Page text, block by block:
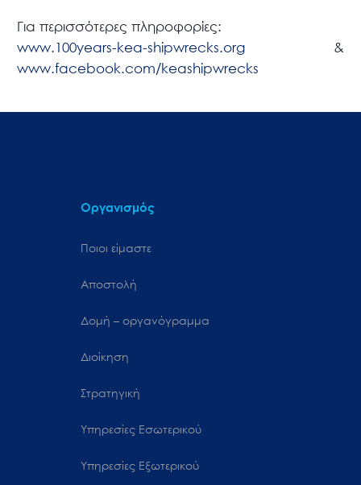
Για περισσότερες πληροφορίες:
www.100years-kea-shipwrecks.org &
www.facebook.com/keashipwrecks
Οργανισμός
Ποιοι είμαστε
Αποστολή
Δομή – οργανόγραμμα
Διοίκηση
Στρατηγική
Υπηρεσίες Εσωτερικού
Υπηρεσίες Εξωτερικού